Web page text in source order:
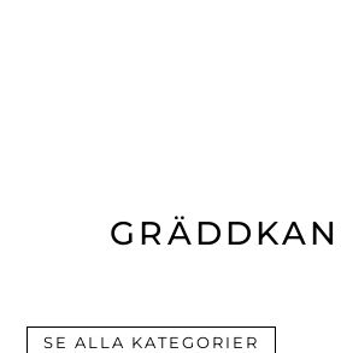
SE ALLA KATEGORIER